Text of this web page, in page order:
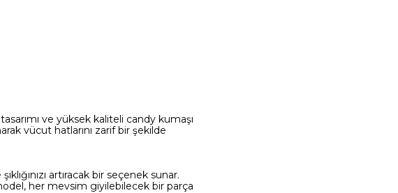
ve yüksek kaliteli candy kumaşı
vücut hatlarını zarif bir şekilde
artıracak bir seçenek sunar.
her mevsim giyilebilecek bir parça